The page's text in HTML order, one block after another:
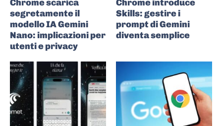
Chrome scarica
segretamente il
modello IA Gemini
Nano: implicazioni per
utenti e privacy
Chrome introduce
Skills: gestire i
prompt di Gemini
diventa semplice